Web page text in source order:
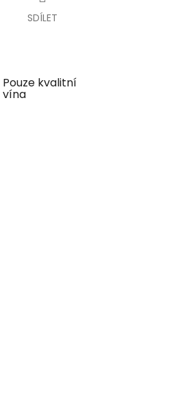
SDÍLET
Pouze kvalitní
vína